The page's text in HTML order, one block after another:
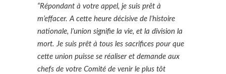
“Répondant à votre appel, je suis prêt à
m’effacer. A cette heure décisive de l’histoire
nationale, l’union signifie la vie, et la division la
mort. Je suis prêt à tous les sacrifices pour que
cette union puisse se réaliser et demande aux
chefs de votre Comité de venir le plus tôt